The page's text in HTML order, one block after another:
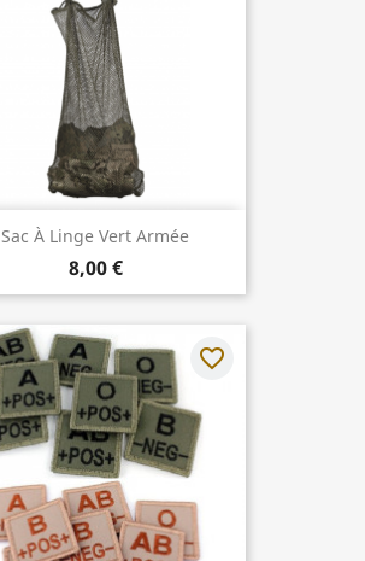
Sac À Linge Vert Armée
8,00 €
favorite_border